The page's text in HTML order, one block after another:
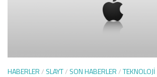
HABERLER/ SLAYT/ SON HABERLER/TEKNOLOJI